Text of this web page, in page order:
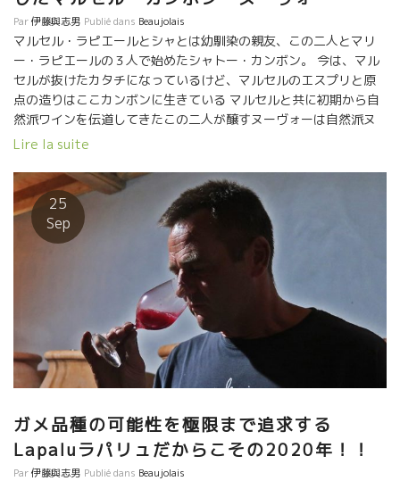
Par伊藤與志男 Publié dans Beaujolais
マルセル・ラピエールとシャとは幼馴染の親友、この二人とマリ
ー・ラピエールの３人で始めたシャトー・カンボン。 今は、マル
セルが抜けたカタチになっているけど、マルセルのエスプリと原
点の造りはここカンボンに生きている マルセルと共に初期から自
然派ワインを伝道してきたこの二人が醸すヌーヴォーは自然派ヌ
ーヴォーの王道！！ マルセルの時代から蓄積された造りが原点と
い。 ２０２０年は、世が妙なカタチになっている。そんな世相と
は反対に天と地のエネルギーは最高の条件を満たしてくれた。 内
容が詰まっているトビッキリ美味しいヌーヴォーが完成した。
今、世界が必要としている“力強さ”と“爽やかさ”を備えている。
ヌーヴォー解禁を機に世の流れを変えよう！！ 若き人達も素晴ら
しいヌーヴォーを醸しているけど、やっぱり原点は大切！絶対に
Lire la suite
25
Sep
ガメ品種の可能性を極限まで追求する
Lapaluラパリュだからこその2020年！！
Par伊藤與志男 Publié dans Beaujolais